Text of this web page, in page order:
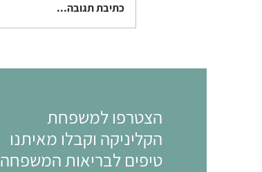
כתיבת תגובה...
הצטרפו למשפחת
הקליניקה וקבלו מאיתנו
טיפים לבריאות המשפחה